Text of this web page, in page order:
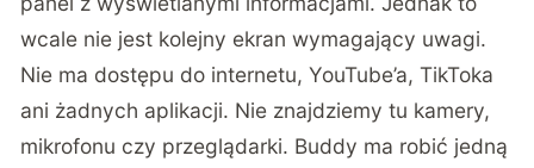
wcale nie jest kolejny ekran wymagający uwagi.
Nie ma dostępu do internetu, YouTube’a, TikToka
ani żadnych aplikacji. Nie znajdziemy tu kamery,
mikrofonu czy przeglądarki. Buddy ma robić jedną